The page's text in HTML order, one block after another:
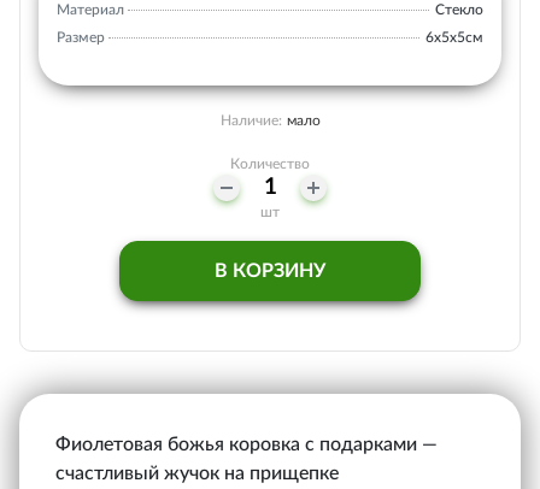
Материал
Стекло
Размер
6х5х5см
Наличие: мало
Количество
шт
В КОРЗИНУ
Фиолетовая божья коровка с подарками —
счастливый жучок на прищепке